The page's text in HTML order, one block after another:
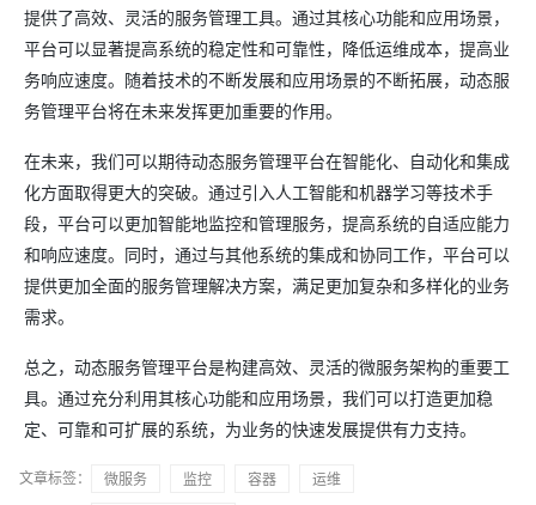
提供了高效、灵活的服务管理工具。通过其核心功能和应用场景，
平台可以显著提高系统的稳定性和可靠性，降低运维成本，提高业
务响应速度。随着技术的不断发展和应用场景的不断拓展，动态服
务管理平台将在未来发挥更加重要的作用。
在未来，我们可以期待动态服务管理平台在智能化、自动化和集成
化方面取得更大的突破。通过引入人工智能和机器学习等技术手
段，平台可以更加智能地监控和管理服务，提高系统的自适应能力
和响应速度。同时，通过与其他系统的集成和协同工作，平台可以
提供更加全面的服务管理解决方案，满足更加复杂和多样化的业务
需求。
总之，动态服务管理平台是构建高效、灵活的微服务架构的重要工
具。通过充分利用其核心功能和应用场景，我们可以打造更加稳
定、可靠和可扩展的系统，为业务的快速发展提供有力支持。
文章标签： 微服务 监控 容器
运维